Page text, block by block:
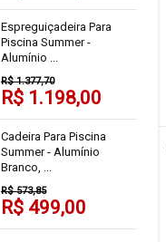
Espreguiçadeira Para
Piscina Summer -
Alumínio ...
R$ 1.377,70
R$ 1.198,00
Cadeira Para Piscina
Summer - Alumínio
Branco, ...
R$ 573,85
R$ 499,00